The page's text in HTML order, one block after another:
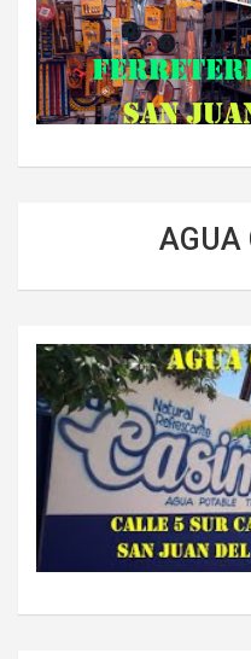
AGUA